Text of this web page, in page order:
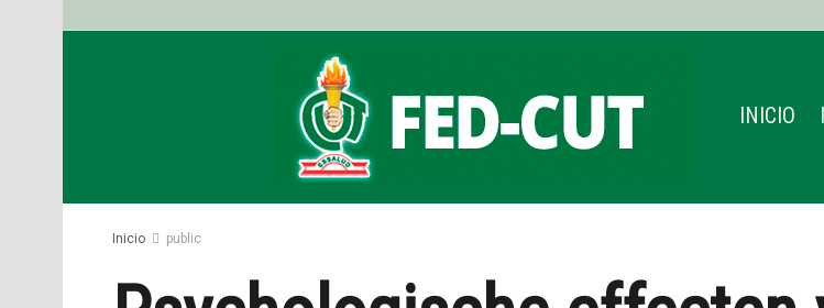
INICIO
Inicio public